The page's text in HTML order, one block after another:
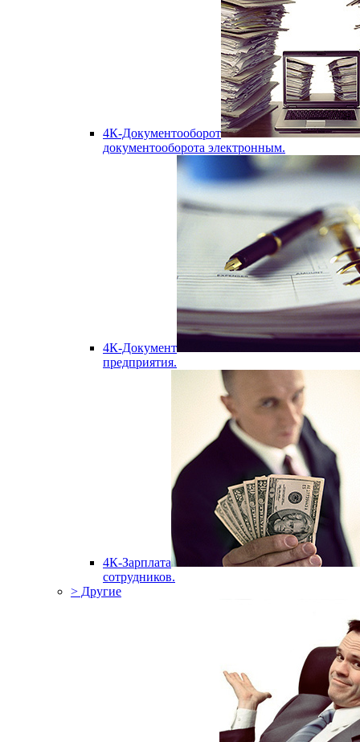
4К-Документооборот
документооборота электронным.
4К-Документ
предприятия.
4К-Зарплата
сотрудников.
> Другие